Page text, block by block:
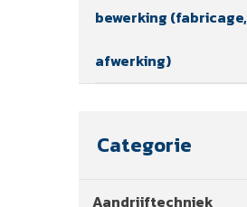
bewerking (fabricage,
afwerking)
Categorie
Aandrijftechniek